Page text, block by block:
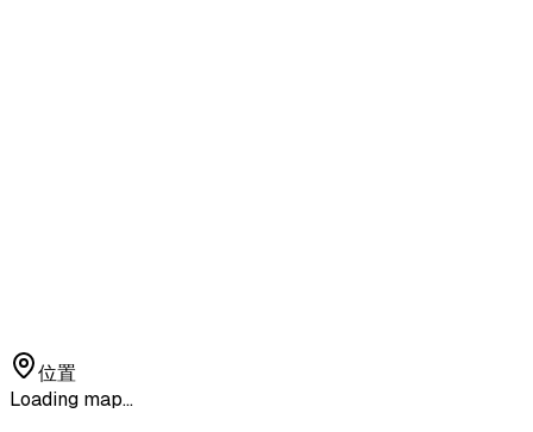
位置
Loading map...